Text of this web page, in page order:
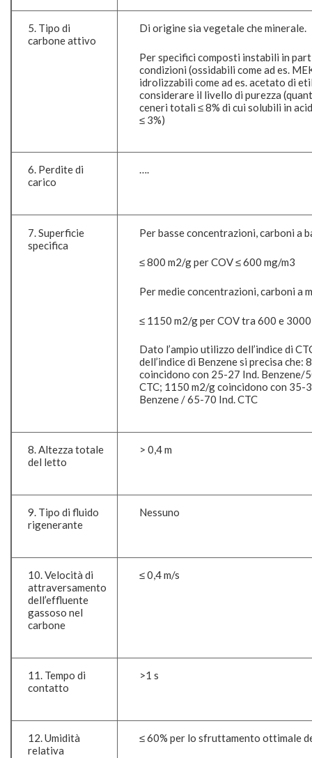
5. Tipo di
carbone attivo
Di origine sia vegetale che minerale.
Per specifici composti instabili in
condizioni (ossidabili come ad es.
idrolizzabili come ad es. acetato di
considerare il livello di purezza
ceneri totali ≤ 8% di cui solubili in
≤ 3%)
6. Perdite di
carico
….
7. Superficie
specifica
Per basse concentrazioni, carboni a
≤ 800 m2/g per COV ≤ 600 mg/m3
Per medie concentrazioni, carboni a
≤ 1150 m2/g per COV tra 600 e
Dato l’ampio utilizzo dell’indice di
dell’indice di Benzene si precisa che:
coincidono con 25-27 Ind. Benzene/
CTC; 1150 m2/g coincidono con 35-
Benzene / 65-70 Ind. CTC
8. Altezza totale
del letto
> 0,4 m
9. Tipo di fluido
rigenerante
Nessuno
10. Velocità di
attraversamento
dell’effluente
gassoso nel
carbone
≤ 0,4 m/s
11. Tempo di
contatto
>1 s
12. Umidità
relativa
≤ 60% per lo sfruttamento ottimale